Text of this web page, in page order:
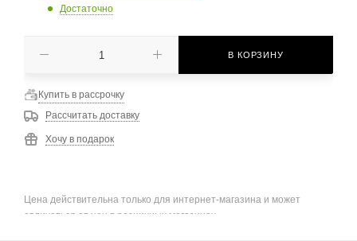
Достаточно
В КОРЗИНУ
Купить в рассрочку
Рассчитать доставку
Хочу в подарок
Цена действительна только для интернет-магазина и может
отличаться от цен в розничных магазинах